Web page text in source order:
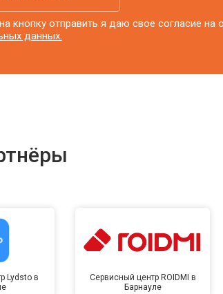
кнопку отправить я даю свое согласие на
данных.
Lydsto в
Сервисный центр ROIDMI в
Барнауле